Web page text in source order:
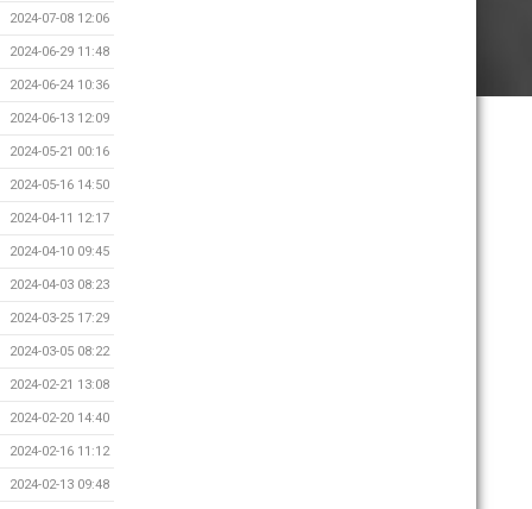
2024-07-08 12:06
2024-06-29 11:48
2024-06-24 10:36
2024-06-13 12:09
2024-05-21 00:16
2024-05-16 14:50
2024-04-11 12:17
2024-04-10 09:45
2024-04-03 08:23
2024-03-25 17:29
2024-03-05 08:22
2024-02-21 13:08
2024-02-20 14:40
2024-02-16 11:12
2024-02-13 09:48